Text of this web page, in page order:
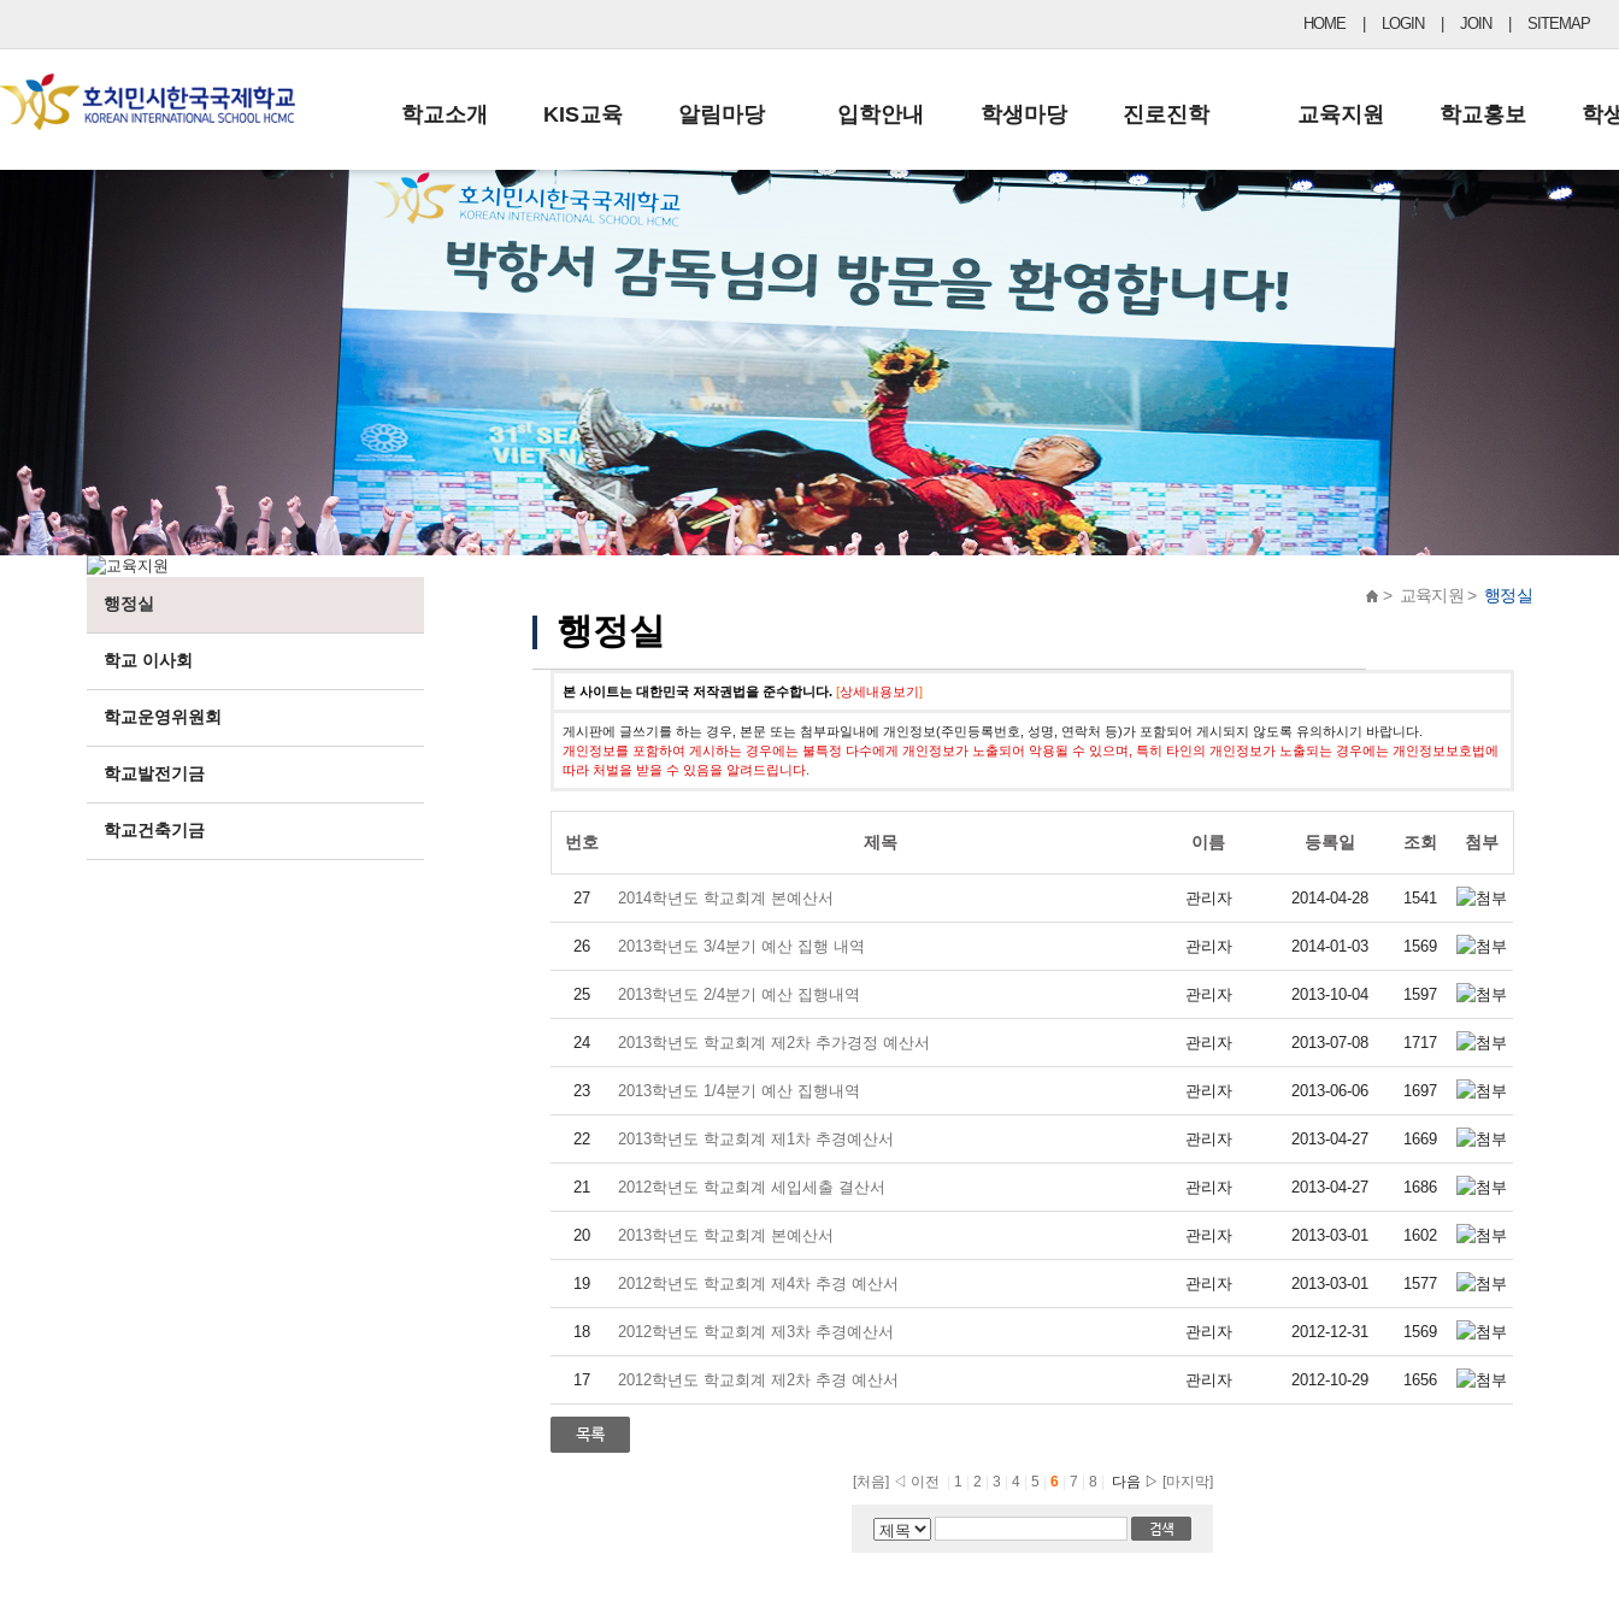
HOME LOGIN JOIN SITEMAP
학교소개
학교장인사말
학교상징
학교연혁
교직원현황
학생현황
위치/전화
전경사진
KIS교육
교육목표
학사일정
일과시간표
성과평가자료
알림마당
공지사항
납부금 안내
스쿨버스 운행 안내
급식안내
서식자료실
학부모방
정기고사 기출문제
입학안내
전-편입 서류양식
입학금/수업료
교복구입안내
학생마당
학생생활규정
학교신문
자율진로동아리
유초등 소식지
진로진학
공지사항 및 입시자료
드림레터
교육지원
행정실
학교운영위원회
학교건축기금
학교홍보
보도자료
학
행정실
학교 이사회
학교운영위원회
학교발전기금
학교건축기금
> 교육지원 > 행정실
행정실
본 사이트는 대한민국 저작권법을 준수합니다. [상세내용보기]
게시판에 글쓰기를 하는 경우, 본문 또는 첨부파일내에 개인정보(주민등록번호, 성명, 연락처 등)가 포함되어 게시되지 않도록 유의하시기 바랍니다.
개인정보를 포함하여 게시하는 경우에는 불특정 다수에게 개인정보가 노출되어 악용될 수 있으며, 특히 타인의 개인정보가 노출되는 경우에는 개인정보보호법에
따라 처벌을 받을 수 있음을 알려드립니다.
번호 제목 이름 등록일 조회 첨부
27 2014학년도 학교회계 본예산서 관리자 2014-04-28 1541
26 2013학년도 3/4분기 예산 집행 내역 관리자 2014-01-03 1569
25 2013학년도 2/4분기 예산 집행내역 관리자 2013-10-04 1597
24 2013학년도 학교회계 제2차 추가경정 예산서 관리자 2013-07-08 1717
23 2013학년도 1/4분기 예산 집행내역 관리자 2013-06-06 1697
22 2013학년도 학교회계 제1차 추경예산서 관리자 2013-04-27 1669
21 2012학년도 학교회계 세입세출 결산서 관리자 2013-04-27 1686
20 2013학년도 학교회계 본예산서 관리자 2013-03-01 1602
19 2012학년도 학교회계 제4차 추경 예산서 관리자 2013-03-01 1577
18 2012학년도 학교회계 제3차 추경예산서 관리자 2012-12-31 1569
17 2012학년도 학교회계 제2차 추경 예산서 관리자 2012-10-29 1656
[처음] ◁ 이전 1 2 3 4 5 6 7 8 다음 ▷ [마지막]